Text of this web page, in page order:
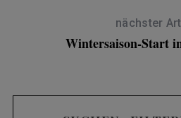
nächster
Wintersaison-Start